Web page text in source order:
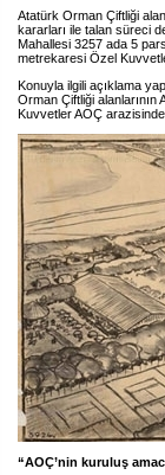
Atatürk Orman Çiftliği
kararları ile talan süreci
Mahallesi 3257 ada 5
metrekaresi Özel
Konuyla ilgili açıklama
Orman Çiftliği alanlarının
Kuvvetler AOÇ
“AOÇ’nin kuruluş